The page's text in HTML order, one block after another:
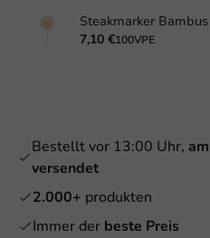
Steakmarker
7,10 €100VPE
Bestellt vor 13:00 Uhr,
versendet
2.000+ produkten
Immer der beste Preis